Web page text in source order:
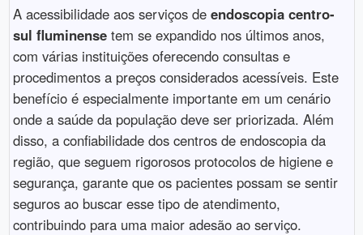
A acessibilidade aos serviços de endoscopia centro-
sul fluminensetem se expandido nos últimos anos,
com várias instituições oferecendo consultas e
procedimentos a preços considerados acessíveis. Este
benefício é especialmente importante em um cenário
onde a saúde da população deve ser priorizada. Além
disso, a confiabilidade dos centros de endoscopia da
região, que seguem rigorosos protocolos de higiene e
segurança, garante que os pacientes possam se sentir
seguros ao buscar esse tipo de atendimento,
contribuindo para uma maior adesão ao serviço.